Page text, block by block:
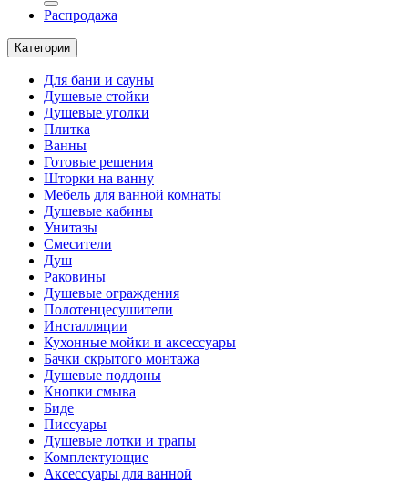
Распродажа
Категории
Для бани и сауны
Душевые стойки
Душевые уголки
Плитка
Ванны
Готовые решения
Шторки на ванну
Мебель для ванной комнаты
Душевые кабины
Унитазы
Смесители
Душ
Раковины
Душевые ограждения
Полотенцесушители
Инсталляции
Кухонные мойки и аксессуары
Бачки скрытого монтажа
Душевые поддоны
Кнопки смыва
Биде
Писсуары
Душевые лотки и трапы
Комплектующие
Аксессуары для ванной